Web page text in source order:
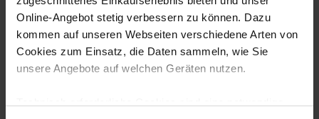
Online-Angebot stetig verbessern zu können. Dazu
kommen auf unseren Webseiten verschiedene Arten von
Cookies zum Einsatz, die Daten sammeln, wie Sie
unsere Angebote auf welchen Geräten nutzen.